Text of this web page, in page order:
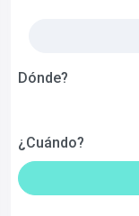
Dónde?
¿Cuándo?